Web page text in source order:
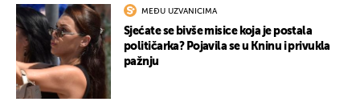
MEĐU UZVANICIMA
Sjećate se bivše misice koja je postala
političarka? Pojavila se u Kninu i privukla
pažnju